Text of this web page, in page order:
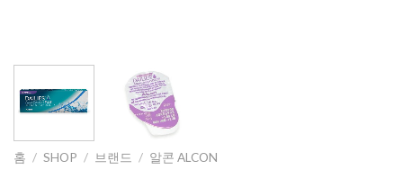
홈 / SHOP / 브랜드 / 알콘 ALCON